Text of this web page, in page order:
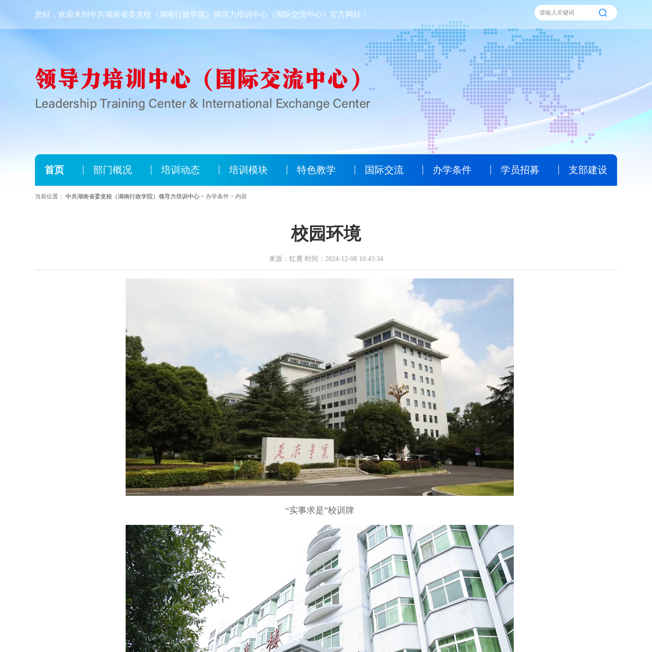
您好，欢迎来到中共湖南省委党校（湖南行政学院）领导力培训中心（国际交流中心）官方网站！
首页 部门概况 培训动态 培训模块 特色教学 国际交流 办学条件 学员招募 支部建设
当前位置： 中共湖南省委党校（湖南行政学院）领导力培训中心 > 办学条件 > 内容
校园环境
来源：红麓 时间：2024-12-08 10:43:34
“实事求是”校训牌